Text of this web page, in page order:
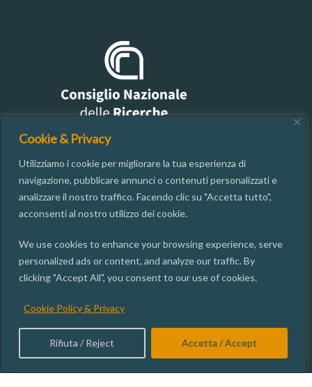
Cookie & Privacy
Utilizziamo i cookie per migliorare la tua esperienza di
navigazione, pubblicare annunci o contenuti personalizzati e
analizzare il nostro traffico. Facendo clic su "Accetta tutto",
acconsenti al nostro utilizzo dei cookie.
We use cookies to enhance your browsing experience, serve
personalized ads or content, and analyze our traffic. By
clicking "Accept All", you consent to our use of cookies.
Cookie Policy & Privacy
Rifiuta / Reject Accetta / Accept
CONTACTS
06.49937667
segreteria@isgi.cnr.it
Via dei Taurini, 19 00185 ROMA